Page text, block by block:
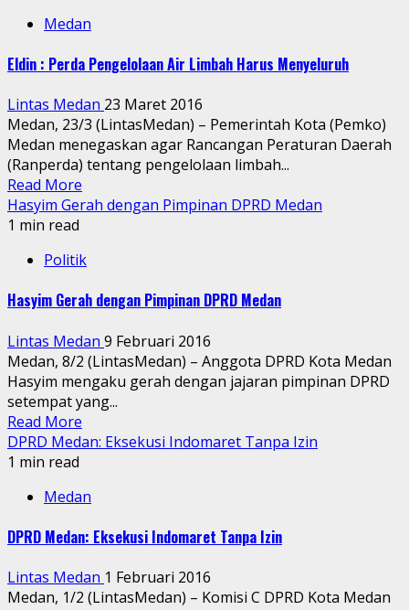
Medan
Eldin : Perda Pengelolaan Air Limbah Harus Menyeluruh
Lintas Medan 23 Maret 2016
Medan, 23/3 (LintasMedan) – Pemerintah Kota (Pemko)
Medan menegaskan agar Rancangan Peraturan Daerah
(Ranperda) tentang pengelolaan limbah...
Read More
Hasyim Gerah dengan Pimpinan DPRD Medan
1 min read
Politik
Hasyim Gerah dengan Pimpinan DPRD Medan
Lintas Medan 9 Februari 2016
Medan, 8/2 (LintasMedan) – Anggota DPRD Kota Medan
Hasyim mengaku gerah dengan jajaran pimpinan DPRD
setempat yang...
Read More
DPRD Medan: Eksekusi Indomaret Tanpa Izin
1 min read
Medan
DPRD Medan: Eksekusi Indomaret Tanpa Izin
Lintas Medan 1 Februari 2016
Medan, 1/2 (LintasMedan) – Komisi C DPRD Kota Medan